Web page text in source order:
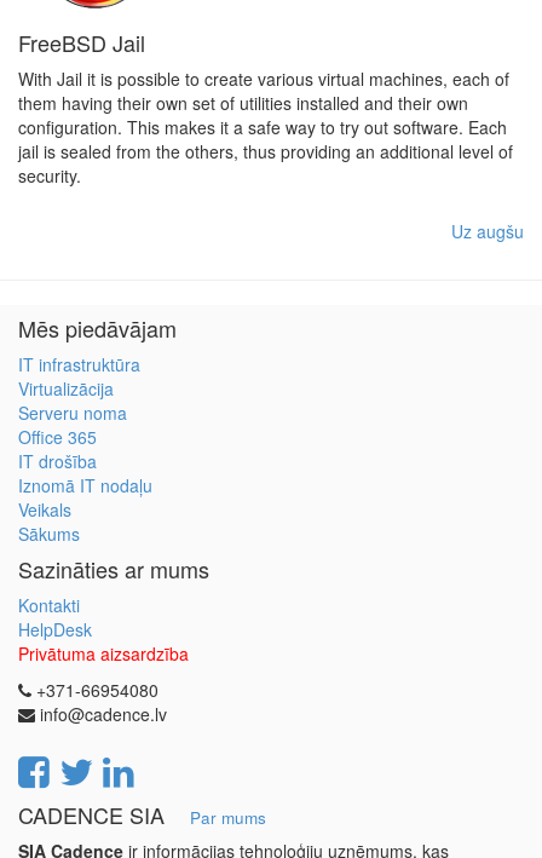
FreeBSD Jail
With Jail it is possible to create various virtual machines, each of
them having their own set of utilities installed and their own
configuration. This makes it a safe way to try out software. Each
jail is sealed from the others, thus providing an additional level of
security.
Uz augšu
Mēs piedāvājam
IT infrastruktūra
Virtualizācija
Serveru noma
Office 365
IT drošība
Iznomā IT nodaļu
Veikals
Sākums
Sazināties ar mums
Kontakti
HelpDesk
Privātuma aizsardzība
+371-66954080
info@cadence.lv
CADENCE SIA Par mums
SIA Cadence ir informācijas tehnoloģiju uzņēmums, kas